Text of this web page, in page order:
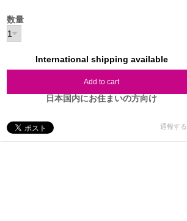
数量
International shipping available
Add to cart
日本国内にお住まいの方向け
通報する